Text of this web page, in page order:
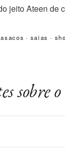
jeito Ateen de
· saias ·
sobre